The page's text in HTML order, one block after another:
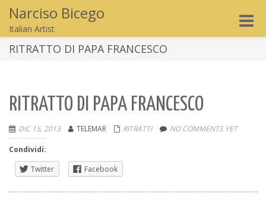
Narciso Bicego
Italian Artist
Toggle
RITRATTO DI PAPA FRANCESCO
RITRATTO DI PAPA FRANCESCO
DIC 15, 2013 TELEMAR RITRATTI NO COMMENTS YET
Condividi:
Twitter
Facebook